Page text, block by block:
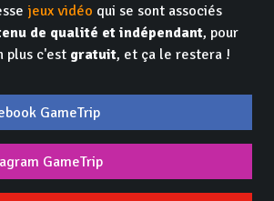
jeux vidéo qui se sont associés
de qualité et indépendant, pour
plus c'est gratuit, et ça le restera !
GameTrip
GameTrip